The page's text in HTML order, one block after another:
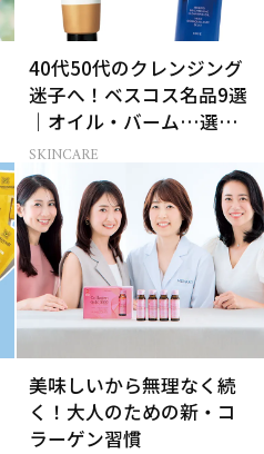
40代50代のクレンジング
迷子へ！ベスコス名品9選
｜オイル・バーム…選び
方の正解は？
SKINCARE
美味しいから無理なく続
く！大人のための新・コ
ラーゲン習慣